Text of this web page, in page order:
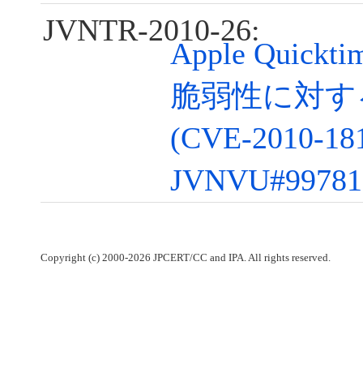
JVNTR-2010-26:
Apple
脆弱性に対
(CVE-2010-
Copyright (c) 2000-2026 JPCERT/CC and IPA. All rights reserved.